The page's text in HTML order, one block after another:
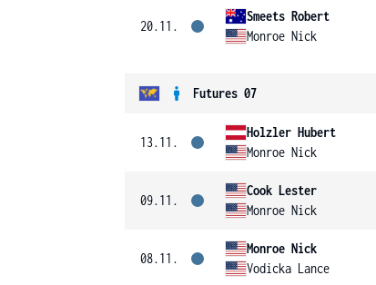
20.11.
Smeets Robert
Monroe Nick
Futures 07
13.11.
Holzler Hubert
Monroe Nick
09.11.
Cook Lester
Monroe Nick
08.11.
Monroe Nick
Vodicka Lance